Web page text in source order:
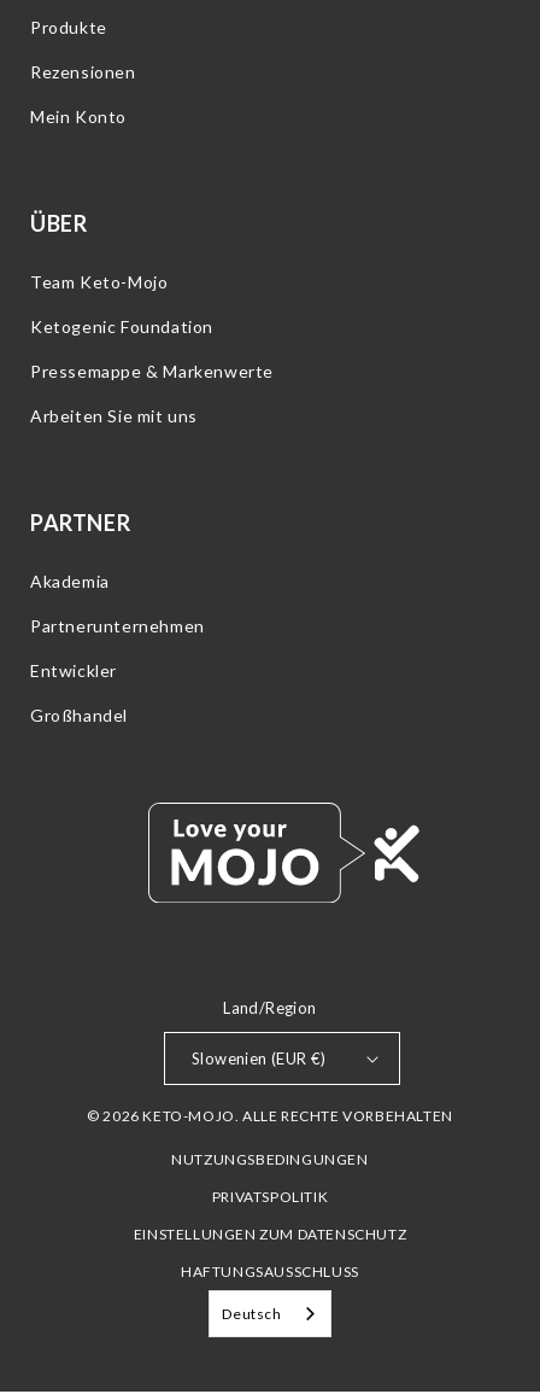
Produkte
Rezensionen
Mein Konto
ÜBER
Team Keto-Mojo
Ketogenic Foundation
Pressemappe & Markenwerte
Arbeiten Sie mit uns
PARTNER
Akademia
Partnerunternehmen
Entwickler
Großhandel
Land/Region
Slowenien (EUR €)
© 2026 KETO-MOJO. ALLE RECHTE VORBEHALTEN
NUTZUNGSBEDINGUNGEN
PRIVATSPOLITIK
EINSTELLUNGEN ZUM DATENSCHUTZ
HAFTUNGSAUSSCHLUSS
Deutsch